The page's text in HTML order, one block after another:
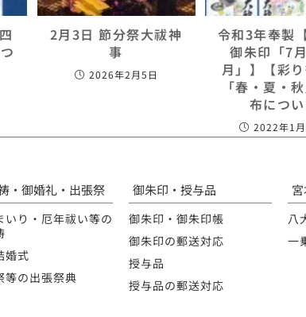
2月3日 節分祭大祓神
事
2026年2月5日
令和3年奉製
御朱印「7
月」】【彩
「春・夏・
布につ
2022年1
・御婚礼・出張祭
いり・厄年祓い等の
婚式
等の出張祭典
御朱印・授与品
御朱印・御朱印帳
御朱印の郵送対応
授与品
授与品の郵送対応
八
一